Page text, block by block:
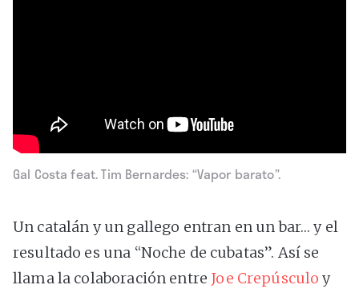
Gal Costa feat. Tim Bernardes: “Vapor barato”.
Un catalán y un gallego entran en un bar… y el
resultado es una “Noche de cubatas”. Así se
llama la colaboración entre Joe Crepúsculoy